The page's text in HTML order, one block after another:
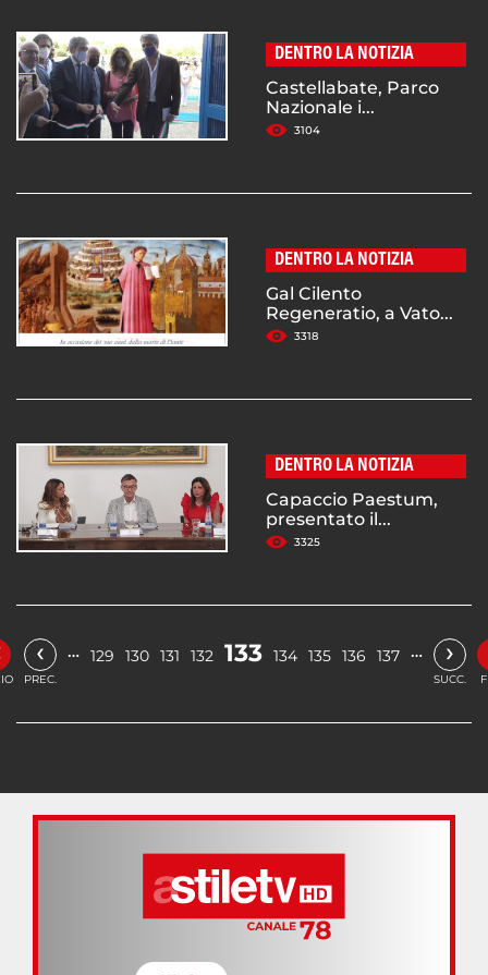
DENTRO LA NOTIZIA
Castellabate, Parco
Nazionale i...
3104
DENTRO LA NOTIZIA
Gal Cilento
Regeneratio, a Vato...
3318
DENTRO LA NOTIZIA
Capaccio Paestum,
presentato il...
3325
‹
PREC.
… 129 130 131 132 133 134 135 136 137 … ›
SUCC.